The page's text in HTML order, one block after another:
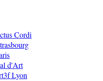
Cordi
d'Art
Lyon